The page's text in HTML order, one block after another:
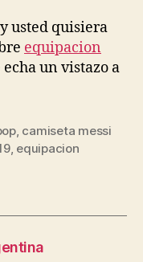
usted quisiera
equipacion
un vistazo a
, camiseta messi
, equipacion